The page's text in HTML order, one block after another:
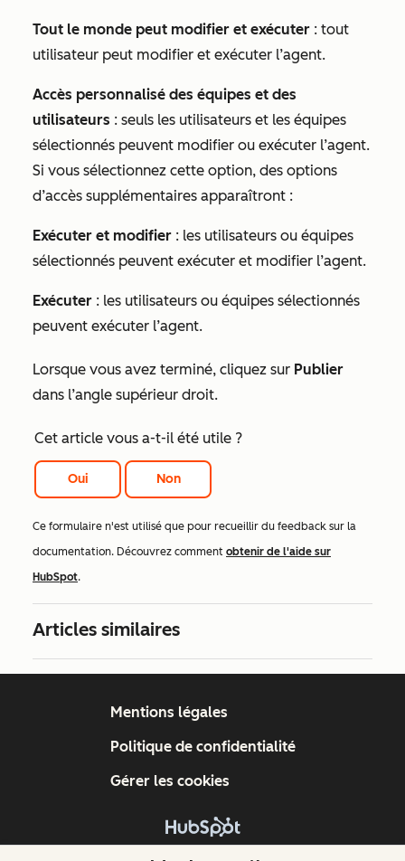
Tout le monde peut modifier et exécuter : tout
utilisateur peut modifier et exécuter l’agent.
Accès personnalisé des équipes et des
utilisateurs : seuls les utilisateurs et les équipes
sélectionnés peuvent modifier ou exécuter l’agent.
Si vous sélectionnez cette option, des options
d’accès supplémentaires apparaîtront :
Exécuter et modifier : les utilisateurs ou équipes
sélectionnés peuvent exécuter et modifier l’agent.
Exécuter : les utilisateurs ou équipes sélectionnés
peuvent exécuter l’agent.
Lorsque vous avez terminé, cliquez sur Publier
dans l’angle supérieur droit.
Cet article vous a-t-il été utile ?
Oui Non
Ce formulaire n'est utilisé que pour recueillir du feedback sur la
documentation. Découvrez comment obtenir de l'aide sur
HubSpot.
Articles similaires
Mentions légales
Politique de confidentialité
Gérer les cookies